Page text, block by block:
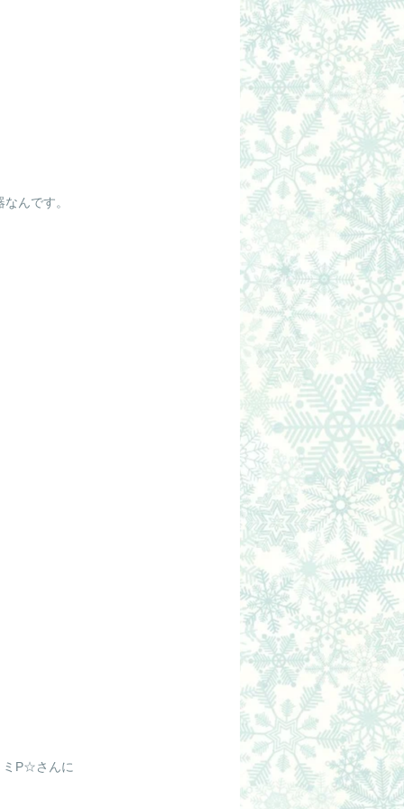
んです。
ミP☆さんに